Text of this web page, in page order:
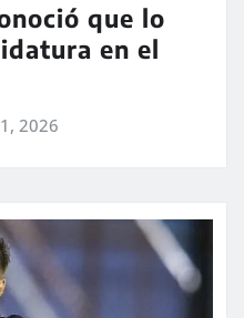
que lo
en el
2026